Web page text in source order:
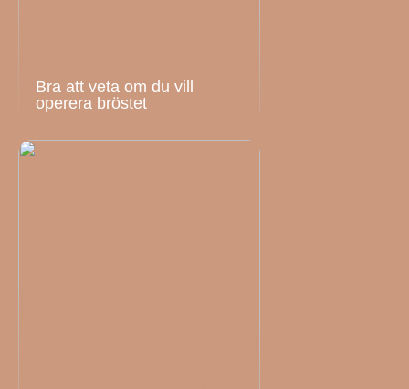
Bra att veta om du vill
operera bröstet